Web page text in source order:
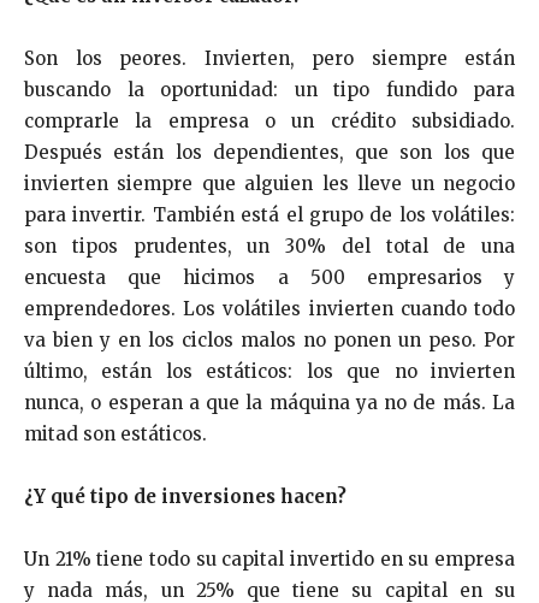
Son los peores. Invierten, pero siempre están
buscando la oportunidad: un tipo fundido para
comprarle la empresa o un crédito subsidiado.
Después están los dependientes, que son los que
invierten siempre que alguien les lleve un negocio
para invertir. También está el grupo de los volátiles:
son tipos prudentes, un 30% del total de una
encuesta que hicimos a 500 empresarios y
emprendedores. Los volátiles invierten cuando todo
va bien y en los ciclos malos no ponen un peso. Por
último, están los estáticos: los que no invierten
nunca, o esperan a que la máquina ya no de más. La
mitad son estáticos.
¿Y qué tipo de inversiones hacen?
Un 21% tiene todo su capital invertido en su empresa
y nada más, un 25% que tiene su capital en su